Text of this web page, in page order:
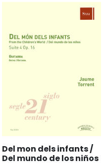
Del mon dels infants /
Del mundo de los niños